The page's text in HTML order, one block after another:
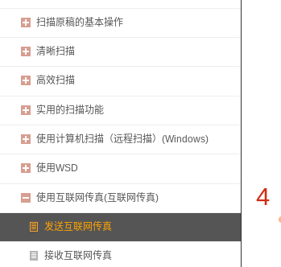
扫描原稿的基本操作
清晰扫描
高效扫描
实用的扫描功能
使用计算机扫描（远程扫描）(Windows)
使用WSD
使用互联网传真(互联网传真)
发送互联网传真
接收互联网传真
4